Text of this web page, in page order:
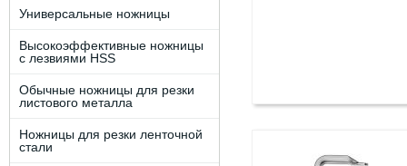
Универсальные ножницы
Высокоэффективные ножницы
с лезвиями HSS
Обычные ножницы для резки
листового металла
Ножницы для резки ленточной
стали